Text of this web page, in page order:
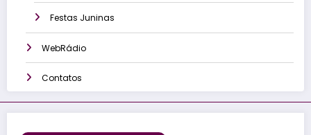
Festas Juninas
WebRádio
Contatos